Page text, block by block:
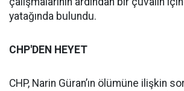
yatağında bulundu.
CHP'DEN HEYET
CHP, Narin Güran’ın ölümüne ilişkin